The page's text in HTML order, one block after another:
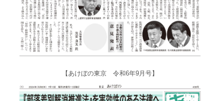
【あけぼの東京 令和6年9月号】